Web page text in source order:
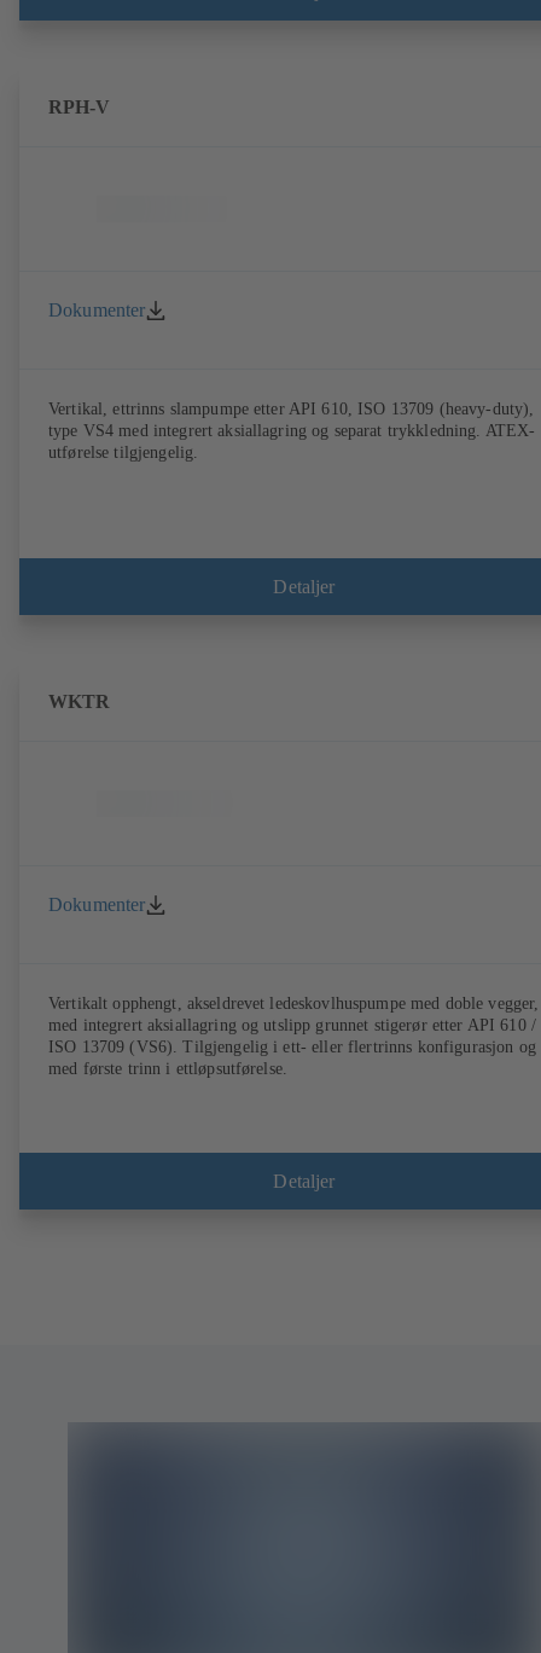
RPH-V
Dokumenter
Vertikal, ettrinns slampumpe etter API 610, ISO 13709 (heavy-duty),
type VS4 med integrert aksiallagring og separat trykkledning. ATEX-
utførelse tilgjengelig.
Detaljer
WKTR
Dokumenter
Vertikalt opphengt, akseldrevet ledeskovlhuspumpe med doble vegger,
med integrert aksiallagring og utslipp grunnet stigerør etter API 610 /
ISO 13709 (VS6). Tilgjengelig i ett- eller flertrinns konfigurasjon og
med første trinn i ettløpsutførelse.
Detaljer